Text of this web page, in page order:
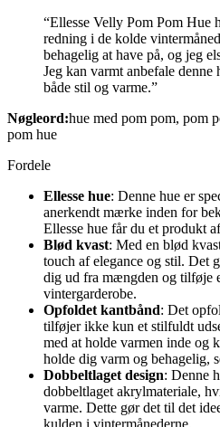
“Ellesse Velly Pom Pom Hue
redning i de kolde
behagelig at have på, og jeg
Jeg kan varmt anbefale denne
både stil og varme.”
Nøgleord:hue med pom pom, pom
pom hue
Fordele
Ellesse hue: Denne hue er
anerkendt mærke inden for
Ellesse hue får du et produkt
Blød kvast: Med en blød
touch af elegance og stil. Det
dig ud fra mængden og tilføje
vintergarderobe.
Opfoldet kantbånd: Det
tilføjer ikke kun et stilfuldt
med at holde varmen inde og
holde dig varm og behagelig,
Dobbeltlaget design: Denne
dobbeltlaget akrylmateriale,
varme. Dette gør det til det
kulden i vintermånederne.